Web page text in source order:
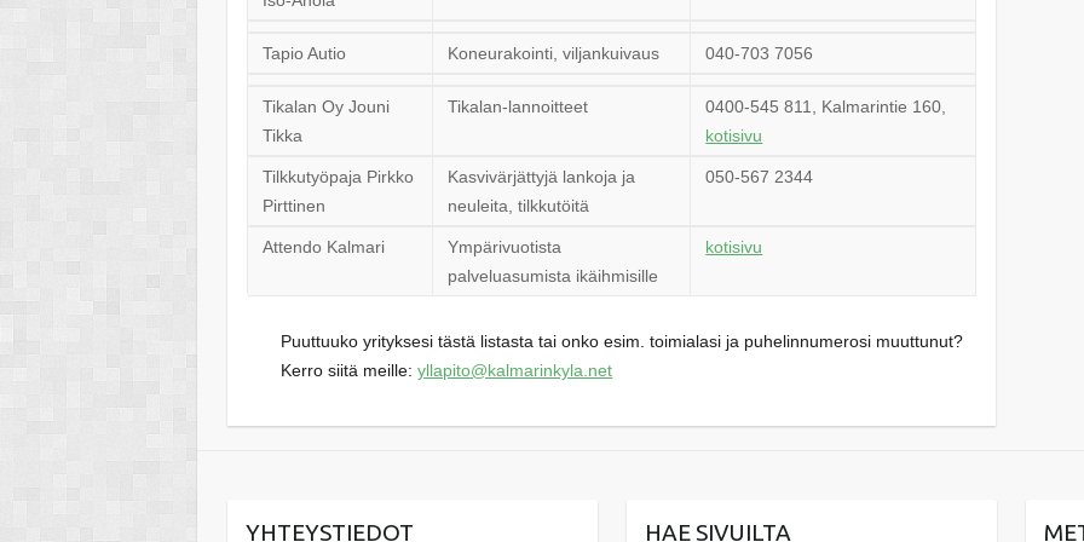
Tapio Autio Koneurakointi, viljankuivaus 040-703 7056
Tikalan Oy Jouni
Tikka
Tikalan-lannoitteet
0400-545 811, Kalmarintie 160,
kotisivu
Tilkkutyöpaja Pirkko
Pirttinen
Kasvivärjättyjä lankoja ja
neuleita, tilkkutöitä
050-567 2344
Attendo Kalmari
Ympärivuotista
palveluasumista ikäihmisille
kotisivu
Puuttuuko yrityksesi tästä listasta tai onko esim. toimialasi ja puhelinnumerosi muuttunut?
Kerro siitä meille:yllapito@kalmarinkyla.net
YHTEYSTIEDOT HAE SIVUILTA